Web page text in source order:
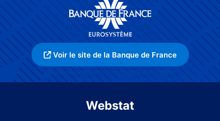
Voir le site de la Banque de France
Webstat